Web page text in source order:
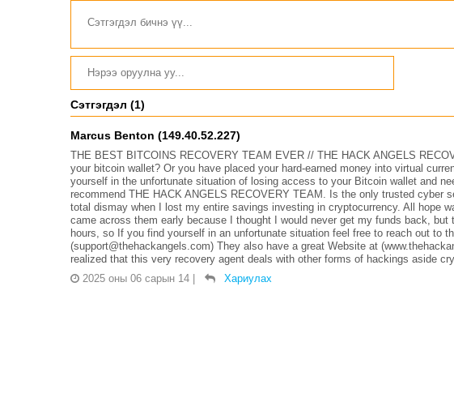
Сэтгэгдэл (1)
Marcus Benton (149.40.52.227)
THE BEST BITCOINS RECOVERY TEAM EVER // THE HACK ANGELS
your bitcoin wallet? Or you have placed your hard-earned money into virtual
yourself in the unfortunate situation of losing access to your Bitcoin wallet and
recommend THE HACK ANGELS RECOVERY TEAM. Is the only trusted cyber
total dismay when I lost my entire savings investing in cryptocurrency. All hope
came across them early because I thought I would never get my funds back,
hours, so If you find yourself in an unfortunate situation feel free to reach out to
(support@thehackangels.com) They also have a great Website at
realized that this very recovery agent deals with other forms of hackings aside
2025 оны 06 сарын 14
Хариулах